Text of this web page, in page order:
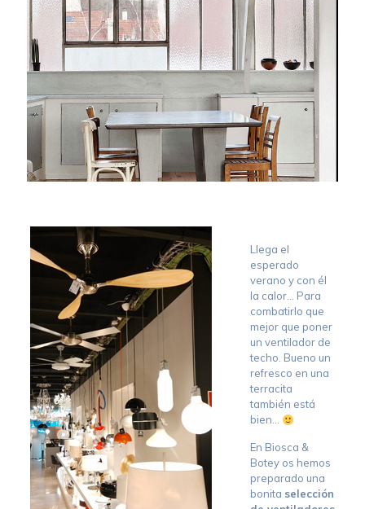
Llega el
esperado
verano y con él
la calor… Para
combatirlo que
mejor que poner
un ventilador de
techo. Bueno un
refresco en una
terracita
también está
bien…
En Biosca &
Botey os hemos
preparado una
bonita selección